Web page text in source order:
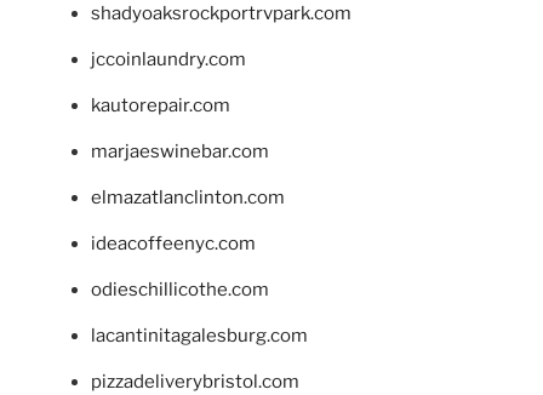
shadyoaksrockportrvpark.com
jccoinlaundry.com
kautorepair.com
marjaeswinebar.com
elmazatlanclinton.com
ideacoffeenyc.com
odieschillicothe.com
lacantinitagalesburg.com
pizzadeliverybristol.com